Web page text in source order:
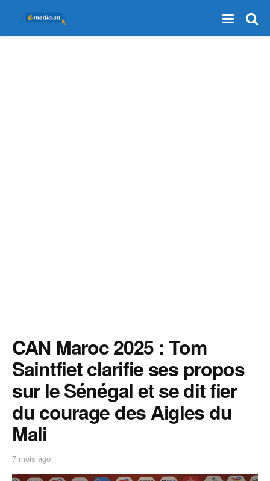
CAN Maroc 2025 : Tom
Saintfiet clarifie ses propos
sur le Sénégal et se dit fier
du courage des Aigles du
Mali
7 mois ago